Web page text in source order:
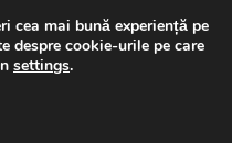
031 229 6816
cea mai bună experiență pe
despre cookie-urile pe care
settings.